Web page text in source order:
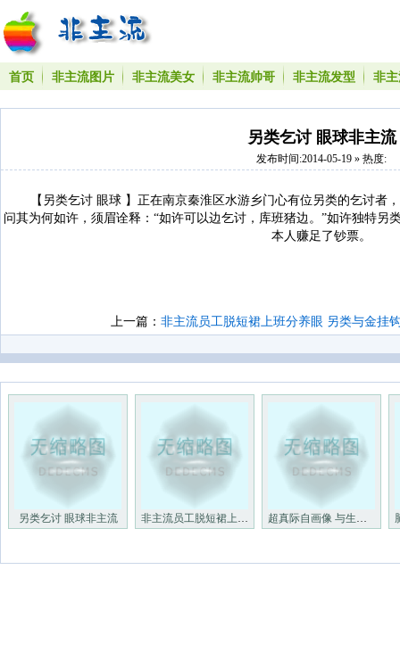
首页 非主流图片 非主流美女 非主流帅哥 非主流发型 非
另类乞讨 眼球非主流
发布时间:2014-05-19 » 热度:
【另类乞讨 眼球 】正在南京秦淮区水游乡门心有位另类的乞讨者
问其为何如许，须眉诠释：“如许可以边乞讨，库班猪边。”如许独特另
本人赚足了钞票。
上一篇： 非主流员工脱短裙上班分养眼 另类与金挂
另类乞讨 眼球非主流 非主流员工脱短裙上班分养眼 超真际自画像 与生命的另类解